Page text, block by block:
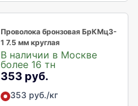
Проволока бронзовая БрКМц3-
1 7.5 мм круглая
В наличии в Москве
более 16 тн
353 руб.
353 руб./кг